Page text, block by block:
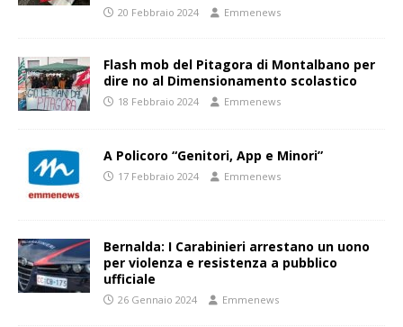
20 Febbraio 2024 Emmenews
Flash mob del Pitagora di Montalbano per
dire no al Dimensionamento scolastico
18 Febbraio 2024 Emmenews
A Policoro “Genitori, App e Minori”
17 Febbraio 2024 Emmenews
Bernalda: I Carabinieri arrestano un uono
per violenza e resistenza a pubblico
ufficiale
26 Gennaio 2024 Emmenews